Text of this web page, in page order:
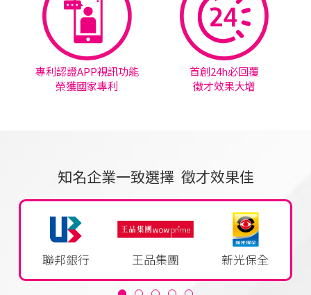
專利認證APP視訊功能
榮獲國家專利
首創24h必回覆
徵才效果大增
知名企業一致選擇 徵才效果佳
便利商店 富邦媒體 TOYOTA